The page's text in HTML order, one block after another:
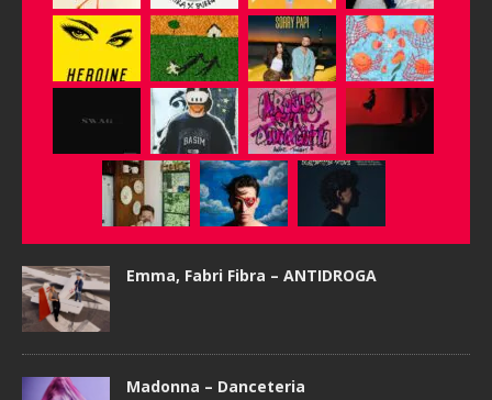
Emma, Fabri Fibra – ANTIDROGA
Madonna – Danceteria